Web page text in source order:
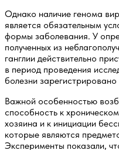
Однако наличие генома
является обязательным
формы заболевания. У
полученных из
ганглии действительно
в период проведения
болезни
Важной особенностью
способность к
хозяина и к инициации
которые являются
Эксперименты показали,